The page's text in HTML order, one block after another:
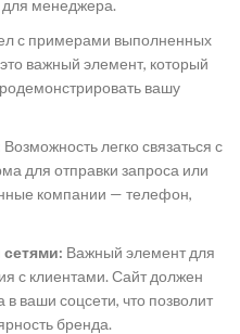
для менеджера.
с примерами выполненных
важный элемент, который
вашу
Возможность легко связаться с
для отправки запроса или
компании — телефон,
Важный элемент для
с клиентами. Сайт должен
ваши соцсети, что позволит
бренда.